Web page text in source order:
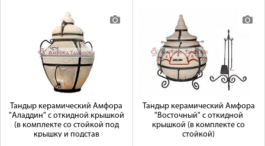
Тандыр керамический Амфора
"Аладдин" с откидной крышкой
(в комплекте со стойкой под
крышку и подстав
Тандыр керамический Амфора
"Восточный" с откидной
крышкой (в комплекте со
стойкой)